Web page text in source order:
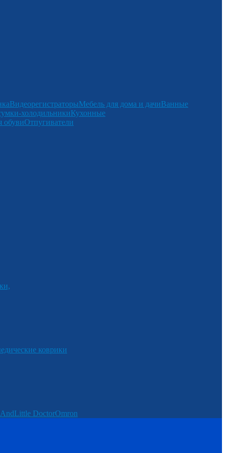
ВидеорегистраторыМебель для дома и дачиВанные
холодильникиКухонные
обувиОтпугиватели
коврики
AndLittle DoctorOmron